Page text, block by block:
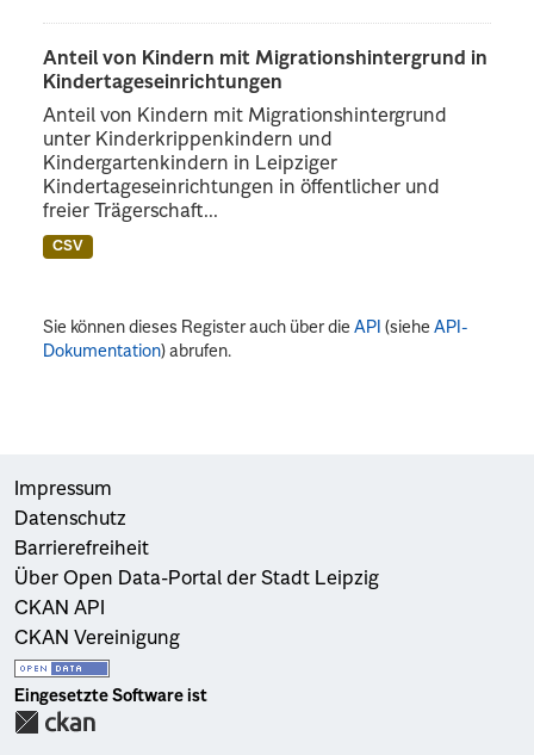
Anteil von Kindern mit Migrationshintergrund in
Kindertageseinrichtungen
Anteil von Kindern mit Migrationshintergrund
unter Kinderkrippenkindern und
Kindergartenkindern in Leipziger
Kindertageseinrichtungen in öffentlicher und
freier Trägerschaft...
CSV
Sie können dieses Register auch über dieAPI (sieheAPI-
Dokumentation) abrufen.
Impressum
Datenschutz
Barrierefreiheit
Über Open Data-Portal der Stadt Leipzig
CKAN API
CKAN Vereinigung
Eingesetzte Software ist